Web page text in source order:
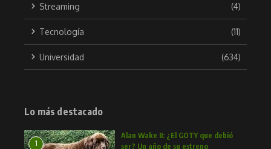
Streaming (4)
Tecnología (11)
Universidad (634)
Lo más destacado
1
Alan Wake II: ¿El GOTY que debió
ser? Un año de su estreno